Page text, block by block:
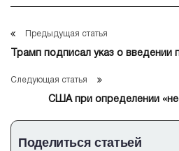
Предыдущая статья
Трамп подписал указ о
Следующая статья
США при определении
Поделиться статьей